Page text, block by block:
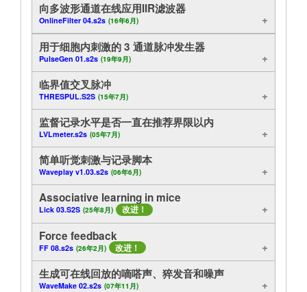
频谱
向多波形通道在线应用IIR滤波器
OnlineFilter 04.s2s (16年6月)
用于细胞内刺激的 3 通道脉冲发生器
PulseGen 01.s2s (19年9月)
临界值交叉脉冲
THRESPUL.S2S (15年7月)
监督记录水平是否一直在推荐界限以内
LVLmeter.s2s (05年7月)
简单听觉刺激与记录脚本
Waveplay v1.03.s2s (06年6月)
Associative learning in mice
Lick 03.S2S (25年8月) 改进！
Force feedback
FF 08.s2s (26年2月) 改进！
生成可在线回放的嘀嗒声、猝发音和噪声
WaveMake 02.s2s (07年11月)